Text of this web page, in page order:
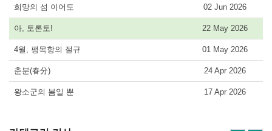
희망의 섬 이어도 02 Jun 2026
아, 토론토! 22 May 2026
4월, 팽목항의 절규 01 May 2026
춘분(春分) 24 Apr 2026
왕소군의 봄일 뿐 17 Apr 2026